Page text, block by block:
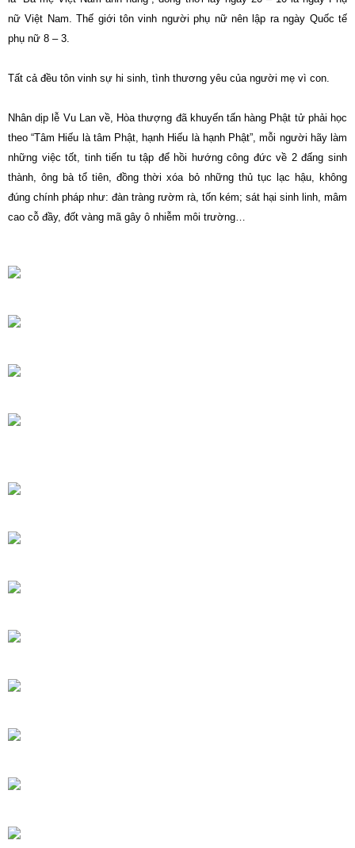
nữ Việt Nam. Thế giới tôn vinh người phụ nữ nên lập ra ngày Quốc tế
phụ nữ 8 – 3.
Tất cả đều tôn vinh sự hi sinh, tình thương yêu của người mẹ vì con.
Nhân dịp lễ Vu Lan về, Hòa thượng đã khuyến tấn hàng Phật tử phải học
theo “Tâm Hiếu là tâm Phật, hạnh Hiếu là hạnh Phật”, mỗi người hãy làm
những việc tốt, tinh tiến tu tập để hồi hướng công đức về 2 đấng sinh
thành, ông bà tổ tiên, đồng thời xóa bỏ những thủ tục lạc hậu, không
đúng chính pháp như: đàn tràng rườm rà, tốn kém; sát hại sinh linh, mâm
cao cỗ đầy, đốt vàng mã gây ô nhiễm môi trường…